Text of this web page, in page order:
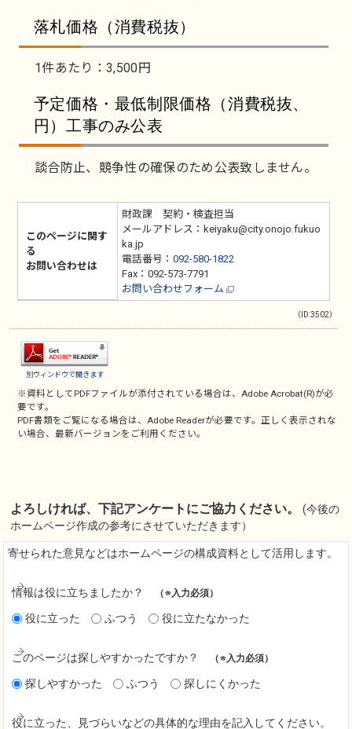
落札価格（消費税抜）
1件あたり：3,500円
予定価格・最低制限価格（消費税抜、
円）工事のみ公表
談合防止、競争性の確保のため公表致しません。
このページに関す
る
お問い合わせは
財政課 契約・検査担当
メールアドレス：keiyaku@city.onojo.fukuo
ka.jp
電話番号： 092-580-1822
Fax：092-573-7791
お問い合わせフォーム
（ID:3502）
別ウィンドウで開きます
※資料としてPDFファイルが添付されている場合は、Adobe Acrobat(R)が必
要です。
PDF書類をご覧になる場合は、Adobe Readerが必要です。正しく表示されな
い場合、最新バージョンをご利用ください。